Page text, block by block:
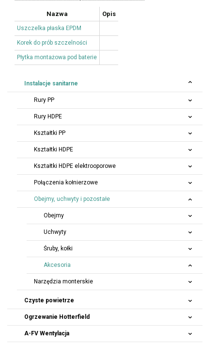
Nazwa Opis
Uszczelka płaska EPDM
Korek do prób szczelności
Płytka montażowa pod baterie
Instalacje sanitarne
Rury PP
Rury HDPE
Kształtki PP
Kształtki HDPE
Kształtki HDPE elektrooporowe
Połączenia kołnierzowe
Obejmy, uchwyty i pozostałe
Obejmy
Uchwyty
Śruby, kołki
Akcesoria
Narzędzia monterskie
Czyste powietrze
Ogrzewanie Hotterfield
A-FV Wentylacja